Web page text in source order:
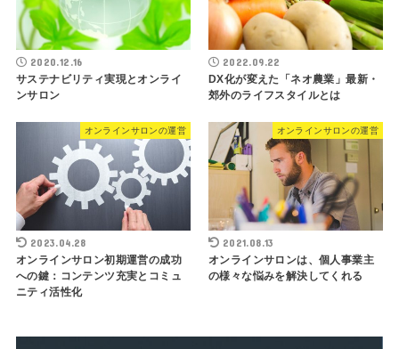
2020.12.16
サステナビリティ実現とオンライ
ンサロン
2022.09.22
DX化が変えた「ネオ農業」最新・
郊外のライフスタイルとは
オンラインサロンの運営
2023.04.28
オンラインサロン初期運営の成功
への鍵：コンテンツ充実とコミュ
ニティ活性化
オンラインサロンの運営
2021.08.13
オンラインサロンは、個人事業主
の様々な悩みを解決してくれる